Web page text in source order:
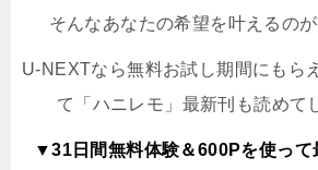
そんなあなたの希望を叶えるの
U-NEXTなら無料お試し期間にもら
て「ハニレモ」最新刊も読めて
▼31日間無料体験＆600Pを使って